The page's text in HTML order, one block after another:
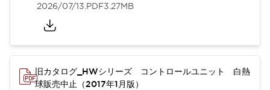
2026/07/13.PDF3.27MB
旧カタログ_HWシリーズ コントロールユニット 白熱
球販売中止（2017年1月版）